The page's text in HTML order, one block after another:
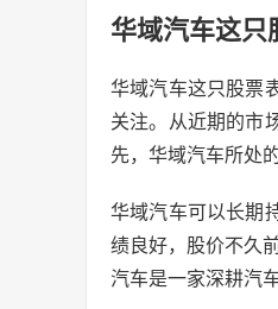
华域汽车这只
华域汽车这只股票
关注。从近期的市
先，华域汽车所处
华域汽车可以长期
绩良好，股价不久
汽车是一家深耕汽